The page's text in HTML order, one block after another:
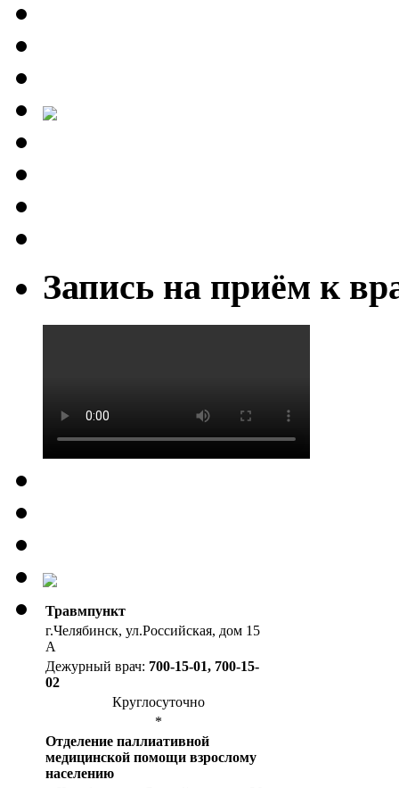
Запись на приём к
Травмпункт
г.Челябинск, ул.Российская, дом 15
А
Дежурный врач: 700-15-01, 700-15-
02
Круглосуточно
*
Отделение паллиативной
медицинской помощи взрослому
населению